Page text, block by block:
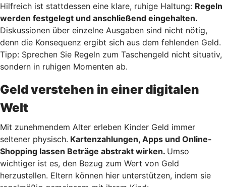
Hilfreich ist stattdessen eine klare, ruhige Haltung: Regeln
werden festgelegt und anschließend eingehalten.
Diskussionen über einzelne Ausgaben sind nicht nötig,
denn die Konsequenz ergibt sich aus dem fehlenden Geld.
Tipp: Sprechen Sie Regeln zum Taschengeld nicht situativ,
sondern in ruhigen Momenten ab.
Geld verstehen in einer digitalen
Welt
Mit zunehmendem Alter erleben Kinder Geld immer
seltener physisch. Kartenzahlungen, Apps und Online-
Shopping lassen Beträge abstrakt wirken. Umso
wichtiger ist es, den Bezug zum Wert von Geld
herzustellen. Eltern können hier unterstützen, indem sie